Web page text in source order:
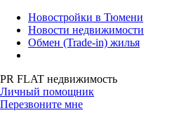
Новостройки в Тюмени
Новости недвижимости
Обмен (Trade-in) жилья
PR FLAT недвижимость
Личный помощник
Перезвоните мне